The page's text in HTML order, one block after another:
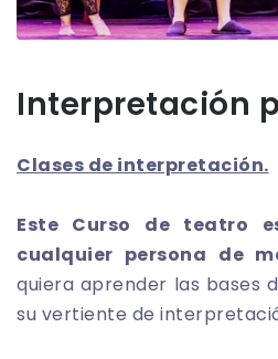
Interpretación
​Clases de interpretación.
Este Curso de teatro
cualquier persona de
quiera aprender las bases
su vertiente de